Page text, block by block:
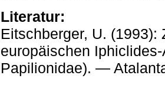
Literatur:
Eitschberger, U. (1993):
europäischen
Papilionidae). —